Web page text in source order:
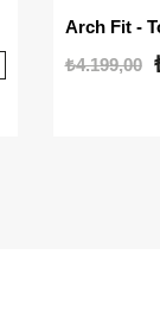
Arch Fit -
₺4.199,00